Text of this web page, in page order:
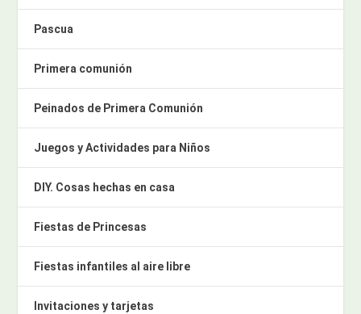
Pascua
Primera comunión
Peinados de Primera Comunión
Juegos y Actividades para Niños
DIY. Cosas hechas en casa
Fiestas de Princesas
Fiestas infantiles al aire libre
Invitaciones y tarjetas